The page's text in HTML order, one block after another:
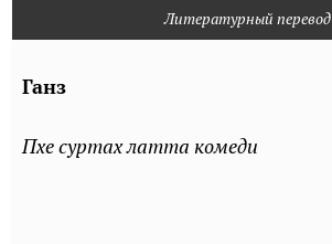
Литературный перевод
Ганз
Пхе суртах латта комеди